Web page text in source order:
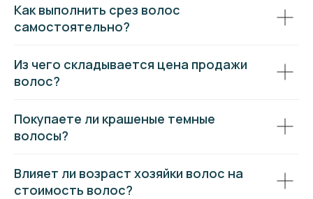
Как выполнить срез волос
самостоятельно?
Из чего складывается цена продажи
волос?
Покупаете ли крашеные темные
волосы?
Влияет ли возраст хозяйки волос на
стоимость волос?